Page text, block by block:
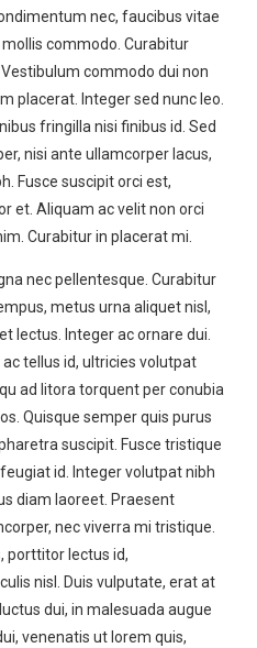
nec, faucibus vitae
commodo. Curabitur
commodo dui non
placerat. Integer sed nunc leo.
fringilla nisi finibus id. Sed
nisi ante ullamcorper lacus,
Fusce suscipit orci est,
et. Aliquam ac velit non orci
Curabitur in placerat mi.
nec pellentesque. Curabitur
metus urna aliquet nisl,
lectus. Integer ac ornare dui.
tellus id, ultricies volutpat
ad litora torquent per conubia
Quisque semper quis purus
suscipit. Fusce tristique
id. Integer volutpat nibh
diam laoreet. Praesent
nec viverra mi tristique.
porttitor lectus id,
nisl. Duis vulputate, erat at
dui, in malesuada augue
venenatis ut lorem quis,